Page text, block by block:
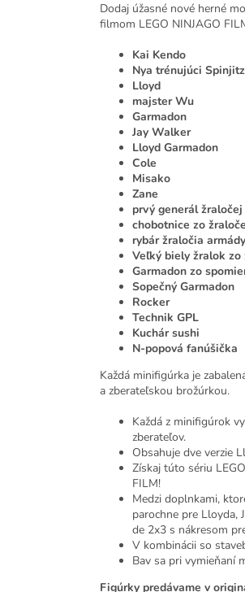
Dodaj úžasné nové herné
filmom LEGO NINJAGO
Kai Kendo
Nya trénujúci
Lloyd
majster Wu
Garmadon
Jay Walker
Lloyd Garmadon
Cole
Misako
Zane
prvý generál
chobotnice zo
rybár žraločia armády
Veľký biely žralok zo
Garmadon zo
Sopečný Garmadon
Rocker
Technik GPL
Kuchár sushi
N-popová fanúšička
Každá minifigúrka je
a zberateľskou brožúrkou.
Každá z minifigúrok
zberateľov.
Obsahuje dve verzie
Získaj túto sériu
FILM!
Medzi doplnkami,
parochne pre Lloyda,
de 2x3 s nákresom
V kombinácii so
Bav sa pri vymieňaní
Figúrky predávame v